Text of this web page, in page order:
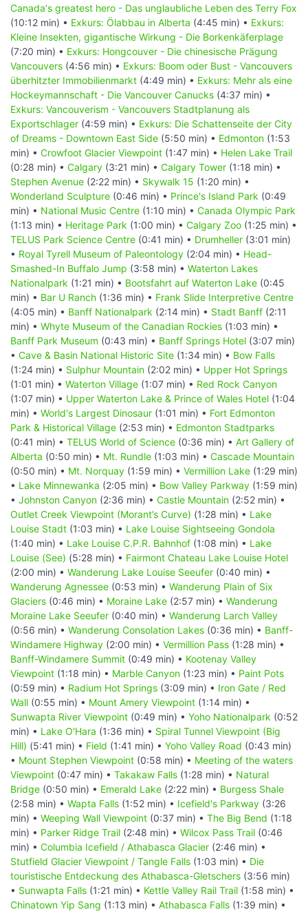
Canada's greatest hero - Das unglaubliche Leben des Terry Fox
(10:12 min) • Exkurs: Ölabbau in Alberta (4:45 min) • Exkurs:
Kleine Insekten, gigantische Wirkung - Die Borkenkäferplage
(7:20 min) • Exkurs: Hongcouver - Die chinesische Prägung
Vancouvers (4:56 min) • Exkurs: Boom oder Bust - Vancouvers
überhitzter Immobilienmarkt (4:49 min) • Exkurs: Mehr als eine
Hockeymannschaft - Die Vancouver Canucks (4:37 min) •
Exkurs: Vancouverism - Vancouvers Stadtplanung als
Exportschlager (4:59 min) • Exkurs: Die Schattenseite der City
of Dreams - Downtown East Side (5:50 min) • Edmonton (1:53
min) • Crowfoot Glacier Viewpoint (1:47 min) • Helen Lake Trail
(0:28 min) • Calgary (3:21 min) • Calgary Tower (1:18 min) •
Stephen Avenue (2:22 min) • Skywalk 15 (1:20 min) •
Wonderland Sculpture (0:46 min) • Prince's Island Park (0:49
min) • National Music Centre (1:10 min) • Canada Olympic Park
(1:13 min) • Heritage Park (1:00 min) • Calgary Zoo (1:25 min) •
TELUS Park Science Centre (0:41 min) • Drumheller (3:01 min)
• Royal Tyrell Museum of Paleontology (2:04 min) • Head-
Smashed-In Buffalo Jump (3:58 min) • Waterton Lakes
Nationalpark (1:21 min) • Bootsfahrt auf Waterton Lake (0:45
min) • Bar U Ranch (1:36 min) • Frank Slide Interpretive Centre
(4:05 min) • Banff Nationalpark (2:14 min) • Stadt Banff (2:11
min) • Whyte Museum of the Canadian Rockies (1:03 min) •
Banff Park Museum (0:43 min) • Banff Springs Hotel (3:07 min)
• Cave & Basin National Historic Site (1:34 min) • Bow Falls
(1:24 min) • Sulphur Mountain (2:02 min) • Upper Hot Springs
(1:01 min) • Waterton Village (1:07 min) • Red Rock Canyon
(1:07 min) • Upper Waterton Lake & Prince of Wales Hotel (1:04
min) • World's Largest Dinosaur (1:01 min) • Fort Edmonton
Park & Historical Village (2:53 min) • Edmonton Stadtparks
(0:41 min) • TELUS World of Science (0:36 min) • Art Gallery of
Alberta (0:50 min) • Mt. Rundle (1:03 min) • Cascade Mountain
(0:50 min) • Mt. Norquay (1:59 min) • Vermillion Lake (1:29 min)
• Lake Minnewanka (2:05 min) • Bow Valley Parkway (1:59 min)
• Johnston Canyon (2:36 min) • Castle Mountain (2:52 min) •
Outlet Creek Viewpoint (Morant’s Curve) (1:28 min) • Lake
Louise Stadt (1:03 min) • Lake Louise Sightseeing Gondola
(1:40 min) • Lake Louise C.P.R. Bahnhof (1:08 min) • Lake
Louise (See) (5:28 min) • Fairmont Chateau Lake Louise Hotel
(2:00 min) • Wanderung Lake Louise Seeufer (0:40 min) •
Wanderung Agnessee (0:53 min) • Wanderung Plain of Six
Glaciers (0:46 min) • Moraine Lake (2:57 min) • Wanderung
Moraine Lake Seeufer (0:40 min) • Wanderung Larch Valley
(0:56 min) • Wanderung Consolation Lakes (0:36 min) • Banff-
Windamere Highway (2:00 min) • Vermillion Pass (1:28 min) •
Banff-Windamere Summit (0:49 min) • Kootenay Valley
Viewpoint (1:18 min) • Marble Canyon (1:23 min) • Paint Pots
(0:59 min) • Radium Hot Springs (3:09 min) • Iron Gate / Red
Wall (0:55 min) • Mount Amery Viewpoint (1:14 min) •
Sunwapta River Viewpoint (0:49 min) • Yoho Nationalpark (0:52
min) • Lake O'Hara (1:36 min) • Spiral Tunnel Viewpoint (Big
Hill) (5:41 min) • Field (1:41 min) • Yoho Valley Road (0:43 min)
• Mount Stephen Viewpoint (0:58 min) • Meeting of the waters
Viewpoint (0:47 min) • Takakaw Falls (1:28 min) • Natural
Bridge (0:50 min) • Emerald Lake (2:22 min) • Burgess Shale
(2:58 min) • Wapta Falls (1:52 min) • Icefield's Parkway (3:26
min) • Weeping Wall Viewpoint (0:37 min) • The Big Bend (1:18
min) • Parker Ridge Trail (2:48 min) • Wilcox Pass Trail (0:46
min) • Columbia Icefield / Athabasca Glacier (2:46 min) •
Stutfield Glacier Viewpoint / Tangle Falls (1:03 min) • Die
touristische Entdeckung des Athabasca-Gletschers (3:56 min)
• Sunwapta Falls (1:21 min) • Kettle Valley Rail Trail (1:58 min) •
Chinatown Yip Sang (1:13 min) • Athabasca Falls (1:39 min) •